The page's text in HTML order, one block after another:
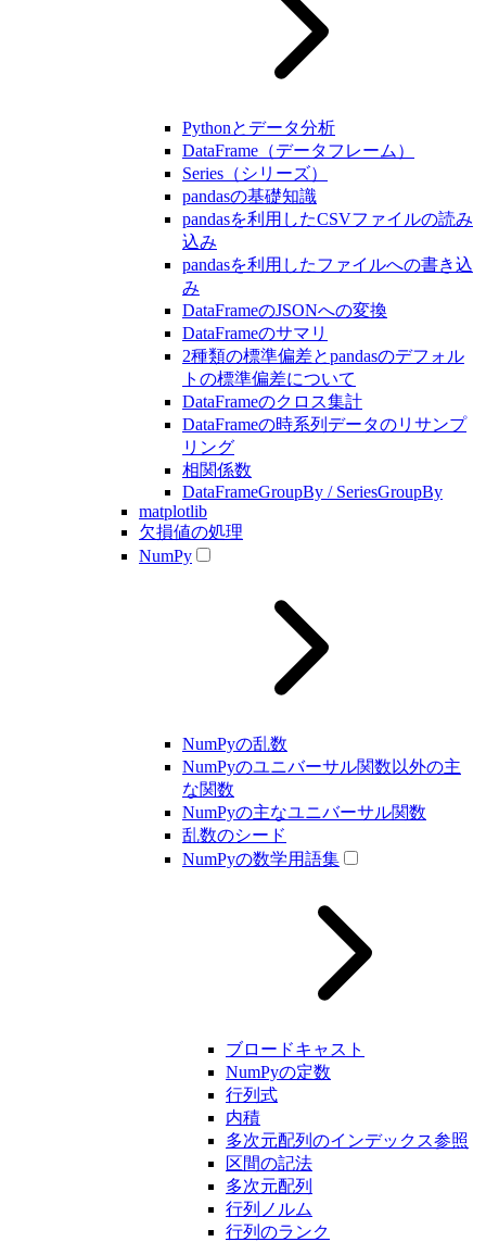
Pythonとデータ分析
DataFrame（データフレーム）
Series（シリーズ）
pandasの基礎知識
pandasを利用したCSVファイルの読み
込み
pandasを利用したファイルへの書き込
み
DataFrameのJSONへの変換
DataFrameのサマリ
2種類の標準偏差とpandasのデフォル
トの標準偏差について
DataFrameのクロス集計
DataFrameの時系列データのリサンプ
リング
相関係数
DataFrameGroupBy / SeriesGroupBy
matplotlib
欠損値の処理
NumPy
NumPyの乱数
NumPyのユニバーサル関数以外の主
な関数
NumPyの主なユニバーサル関数
乱数のシード
NumPyの数学用語集
ブロードキャスト
NumPyの定数
行列式
内積
多次元配列のインデックス参照
区間の記法
多次元配列
行列ノルム
行列のランク